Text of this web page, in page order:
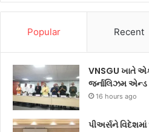
Popular Recent
VNSGU ખાતે એક
જર્નાલિઝમ એન્ડ
16 hours ago
પીઅર્સને